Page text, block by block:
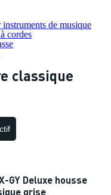
de musique
cordes
classique
GY Deluxe housse
grise